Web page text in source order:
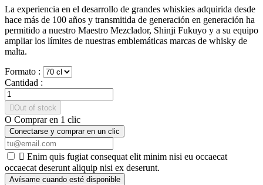
La experiencia en el desarrollo de grandes whiskies adquirida desde
hace más de 100 años y transmitida de generación en generación ha
permitido a nuestro Maestro Mezclador, Shinji Fukuyo y a su equipo
ampliar los límites de nuestras emblemáticas marcas de whisky de
malta.
Formato :
Cantidad :
Out of stock
O Comprar en 1 clic
Conectarse y comprar en un clic
 Enim quis fugiat consequat elit minim nisi eu occaecat
occaecat deserunt aliquip nisi ex deserunt.
Avísame cuando esté disponible